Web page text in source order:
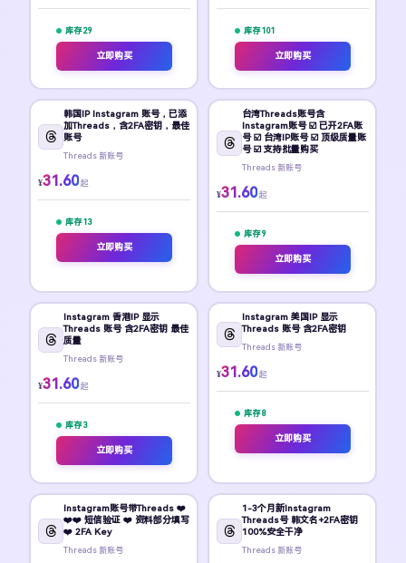
库存 29
立即购买
库存 101
立即购买
韩国IP Instagram 账号，已添
加Threads，含2FA密钥，最佳
账号
Threads 新账号
¥31.60 起
库存 13
立即购买
台湾Threads账号含
Instagram账号 ☑️ 已开2FA账
号 ☑️ 台湾IP账号 ☑️ 顶级质量账
号 ☑️ 支持批量购买
Threads 新账号
¥31.60 起
库存 9
立即购买
Instagram 香港IP 显示
Threads 账号 含2FA密钥 最佳
质量
Threads 新账号
¥31.60 起
库存 3
立即购买
Instagram 美国IP 显示
Threads 账号 含2FA密钥
Threads 新账号
¥31.60 起
库存 8
立即购买
Instagram账号带Threads ❤️
❤️❤️ 短信验证 ❤️ 资料部分填写
❤️ 2FA Key
Threads 新账号
1-3个月新Instagram
Threads号 韩文名+2FA密钥
100%安全干净
Threads 新账号